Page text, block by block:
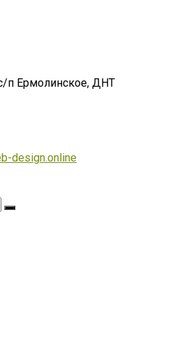
п Ермолинское, ДНТ
design.online